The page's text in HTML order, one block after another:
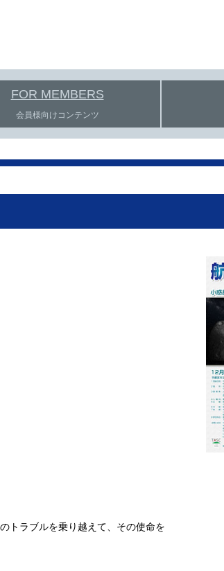
FOR MEMBERS
会員様向けコンテンツ
トラブルを乗り越えて、その使命を